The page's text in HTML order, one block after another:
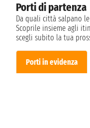
Porti di partenza
Da quali città salpano
Scoprile insieme agli
scegli subito la tua
Porti in evidenza